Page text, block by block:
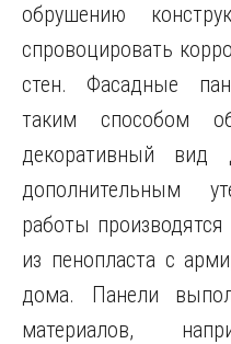
обрушению
спровоцировать
стен. Фасадные
таким способом
декоративный
дополнительным
работы
из пенопласта с
дома. Панели
материалов,